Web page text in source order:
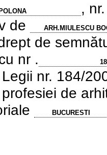
POLONA ,
de ARH.MIULESCU
de
nr .
nr. 184/
de
BUCURESTI